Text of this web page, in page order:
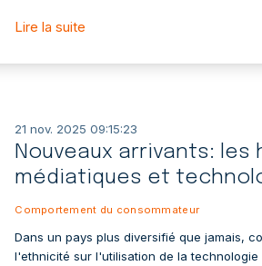
Lire la suite
21 nov. 2025 09:15:23
Nouveaux arrivants: les
médiatiques et
Comportement du consommateur
Dans un pays plus diversifié que jamais,
l'ethnicité sur l'utilisation de la technologie